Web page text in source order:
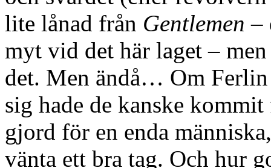
lite lånad från Gentlemen –
myt vid det här laget –
det. Men ändå… Om
sig hade de kanske
gjord för en enda
vänta ett bra tag. Och hur